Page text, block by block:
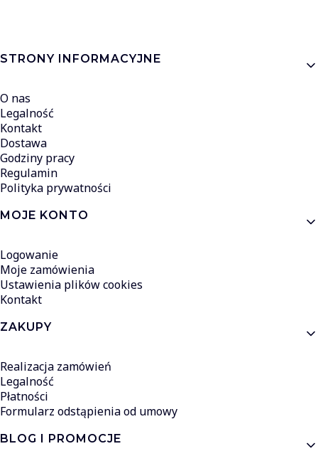
Linki w stopce
STRONY INFORMACYJNE
O nas
Legalność
Kontakt
Dostawa
Godziny pracy
Regulamin
Polityka prywatności
MOJE KONTO
Logowanie
Moje zamówienia
Ustawienia plików cookies
Kontakt
ZAKUPY
Realizacja zamówień
Legalność
Płatności
Formularz odstąpienia od umowy
BLOG I PROMOCJE